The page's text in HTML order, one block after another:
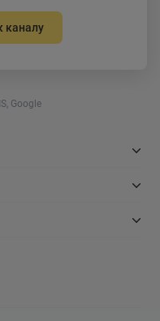
каналу
Google